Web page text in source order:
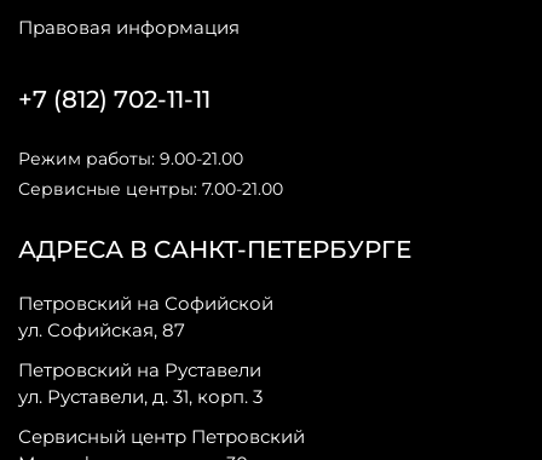
Правовая информация
АДРЕСА В САНКТ-ПЕТЕРБУРГЕ
Петровский на Софийской
ул. Софийская, 87
Петровский на Руставели
ул. Руставели, д. 31, корп. 3
Сервисный центр Петровский
+7 (812) 702-11-11
Режим работы: 9.00-21.00
Сервисные центры: 7.00-21.00